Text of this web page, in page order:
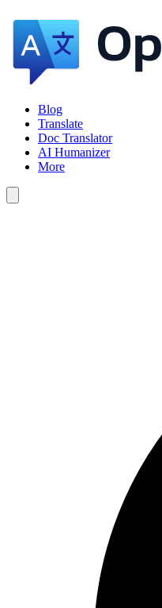
Blog
Translate
Doc Translator
AI Humanizer
More